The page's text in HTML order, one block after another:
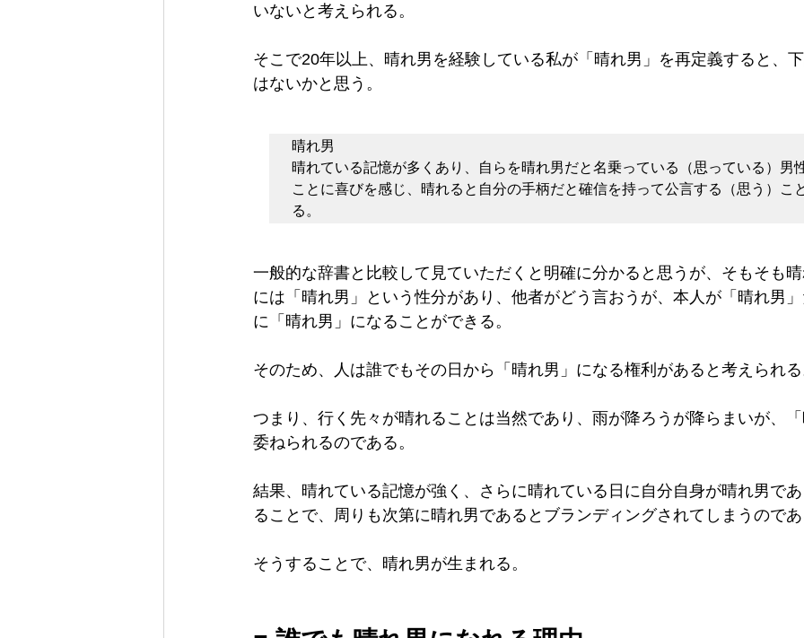
いないと考えられる。
そこで20年以上、晴れ男を経験している私が「晴れ男」を再定義すると、
はないかと思う。
晴れ男
晴れている記憶が多くあり、自らを晴れ男だと名乗っている（思っている）男
ことに喜びを感じ、晴れると自分の手柄だと確信を持って公言する（思う）こ
る。
一般的な辞書と比較して見ていただくと明確に分かると思うが、そもそも
には「晴れ男」という性分があり、他者がどう言おうが、本人が「晴れ男
に「晴れ男」になることができる。
そのため、人は誰でもその日から「晴れ男」になる権利があると考えられる
つまり、行く先々が晴れることは当然であり、雨が降ろうが降らまいが、
委ねられるのである。
結果、晴れている記憶が強く、さらに晴れている日に自分自身が晴れ男で
ることで、周りも次第に晴れ男であるとブランディングされてしまうのであ
そうすることで、晴れ男が生まれる。